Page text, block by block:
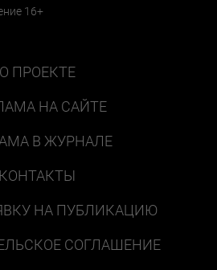
16+
О ПРОЕКТЕ
НА САЙТЕ
В ЖУРНАЛЕ
КОНТАКТЫ
НА ПУБЛИКАЦИЮ
СОГЛАШЕНИЕ